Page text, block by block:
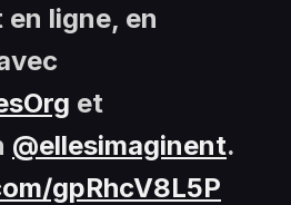
ligne, en
et
@ellesimaginent.
gpRhcV8L5P